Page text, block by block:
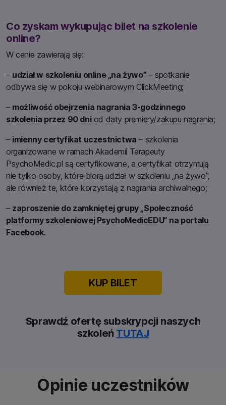
Co zyskam wykupując bilet na szkolenie
online?
W cenie zawierają się:
– udział w szkoleniu online „na żywo” – spotkanie
odbywa się w pokoju webinarowym ClickMeeting;
– możliwość obejrzenia nagrania 3-godzinnego
szkolenia przez 90 dniod daty premiery/zakupu nagrania;
– imienny certyfikat uczestnictwa – szkolenia
organizowane w ramach Akademii Terapeuty
PsychoMedic.pl są certyfikowane, a certyfikat otrzymują
nie tylko osoby, które biorą udział w szkoleniu „na żywo”,
ale również te, które korzystają z nagrania archiwalnego;
– zaproszenie do zamkniętej grupy „Społeczność
platformy szkoleniowej PsychoMedicEDU” na portalu
Facebook.
KUP BILET
Sprawdź ofertę subskrypcji naszych
szkoleń TUTAJ
Opinie uczestników